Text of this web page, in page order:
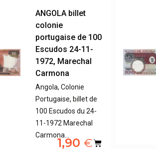
ANGOLA billet
colonie
portugaise de 100
Escudos 24-11-
1972, Marechal
Carmona
Angola, Colonie
Portugaise, billet de
100 Escudos du 24-
11-1972 Marechal
Carmona…
1,90 €